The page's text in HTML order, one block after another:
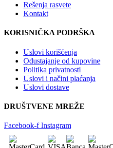
Rešenja rasvete
Kontakt
KORISNIČKA PODRŠKA
Uslovi korišćenja
Odustajanje od kupovine
Politika privatnosti
Uslovi i načini plaćanja
Uslovi dostave
DRUŠTVENE MREŽE
Facebook-f Instagram